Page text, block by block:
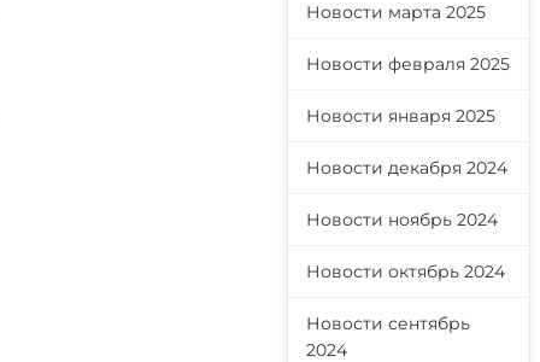
Новости марта 2025
Новости февраля 2025
Новости января 2025
Новости декабря 2024
Новости ноябрь 2024
Новости октябрь 2024
Новости сентябрь
2024